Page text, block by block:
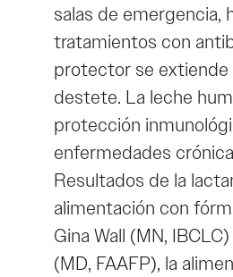
salas de emergencia,
tratamientos con
protector se extiende
destete. La leche
protección
enfermedades
Resultados de la
alimentación con
Gina Wall (MN,
(MD, FAAFP), la